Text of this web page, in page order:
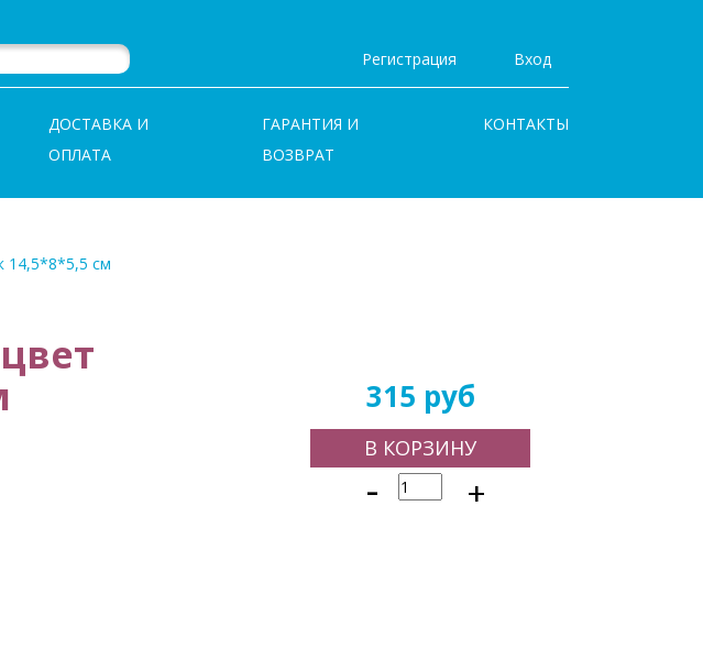
Регистрация Вход
ДОСТАВКА И
ОПЛАТА
ГАРАНТИЯ И
ВОЗВРАТ
КОНТАКТЫ
14,5*8*5,5 см
315 руб
В КОРЗИНУ
- +